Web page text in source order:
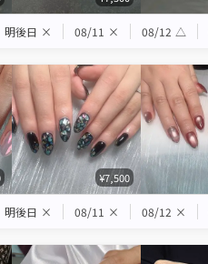
明後日 × 08/11 × 08/12 △
¥7,500
明後日 × 08/11 × 08/12 ×